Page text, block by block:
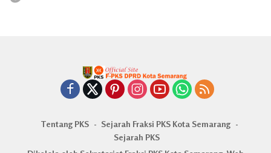
Tentang PKS
Sejarah Fraksi PKS Kota Semarang
Sejarah PKS